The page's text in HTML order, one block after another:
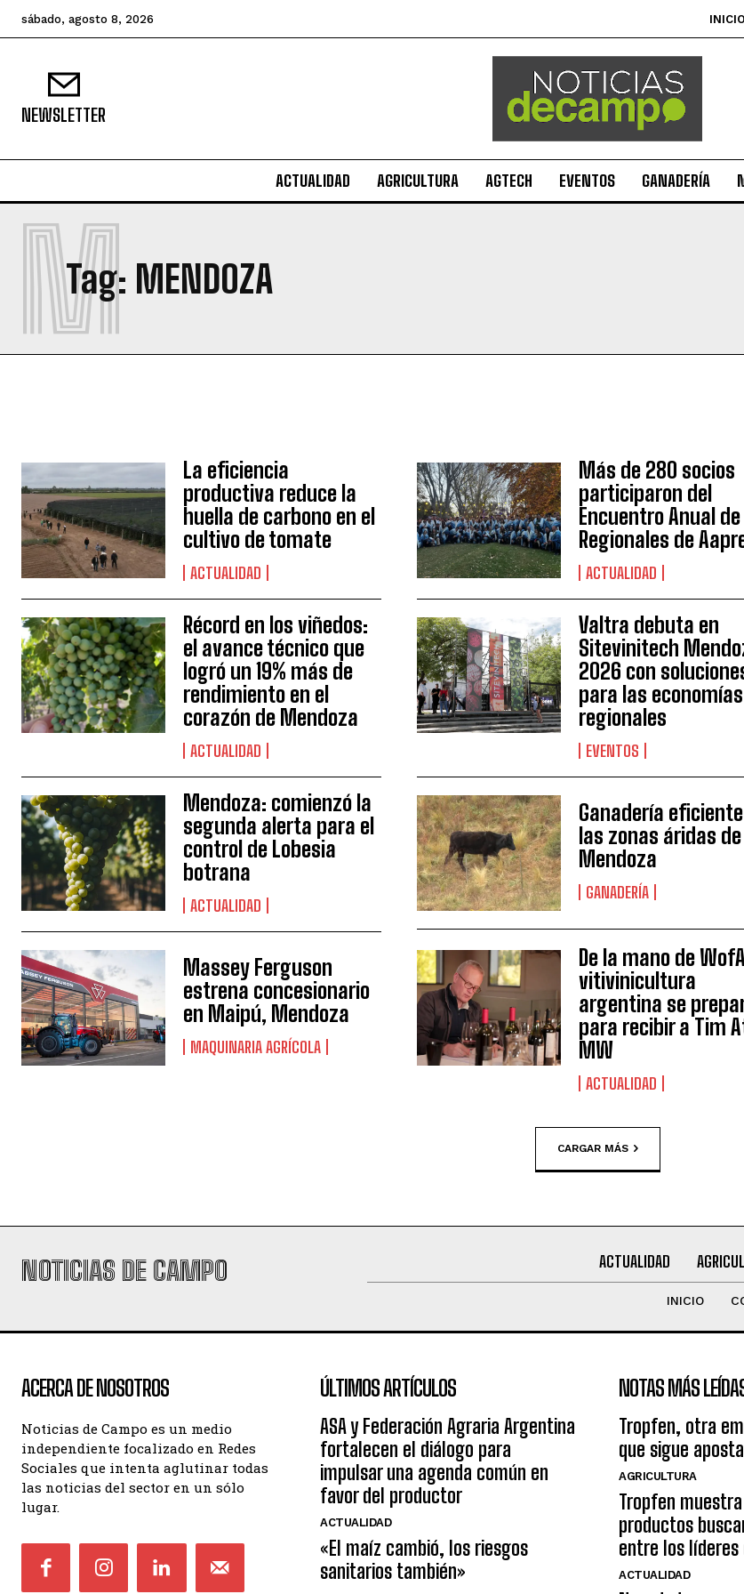
Suscribite al Newsletter
QUIERO SUSCRIBIRME
Leí y acepto laPolítica de Privacidad.
sábado, agosto 8, 2026 INICIO
NEWSLETTER
ACTUALIDAD AGRICULTURA AGTECH EVENTOS GANADERÍA
Tag: MENDOZA
M
La eficiencia
productiva reduce la
huella de carbono en el
cultivo de tomate
ACTUALIDAD
Más de 280 socios
participaron del
Encuentro Anual de
Regionales de
ACTUALIDAD
Récord en los viñedos:
el avance técnico que
logró un 19% más de
rendimiento en el
corazón de Mendoza
ACTUALIDAD
Valtra debuta en
Sitevinitech
2026 con
para las economías
regionales
EVENTOS
Mendoza: comienzó la
segunda alerta para el
control de Lobesia
botrana
ACTUALIDAD
Ganadería
las zonas áridas de
Mendoza
GANADERÍA
Massey Ferguson
estrena concesionario
en Maipú, Mendoza
MAQUINARIA AGRÍCOLA
De la mano de
vitivinicultura
argentina se
para recibir a Tim
MW
ACTUALIDAD
CARGAR MÁS
NOTICIAS DE CAMPO ACTUALIDAD
INICIO
ACERCA DE NOSOTROS
Noticias de Campo es un medio
independiente focalizado en Redes
Sociales que intenta aglutinar todas
las noticias del sector en un sólo
lugar.
ÚLTIMOS ARTÍCULOS
ASA y Federación Agraria Argentina
fortalecen el diálogo para
impulsar una agenda común en
favor del productor
ACTUALIDAD
«El maíz cambió, los riesgos
sanitarios también»
NOTAS MÁS
Tropfen, otra
que sigue
AGRICULTURA
Tropfen
productos
entre los líderes
ACTUALIDAD